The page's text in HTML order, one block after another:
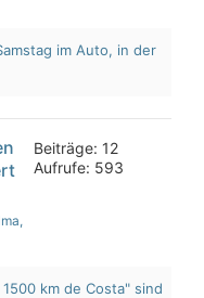
im Auto, in der
,
Beiträge: 12
Aufrufe: 593
km de Costa" sind